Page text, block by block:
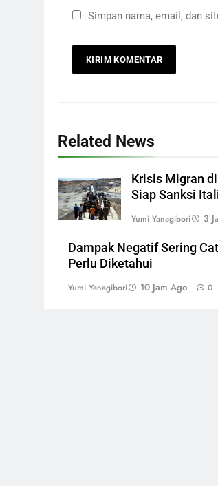
Simpan nama, email, dan
Related News
Krisis Migran
Siap Sanksi
Yumi Yanagibori 3
Dampak Negatif Sering
Perlu Diketahui
Yumi Yanagibori 10 Jam Ago 0